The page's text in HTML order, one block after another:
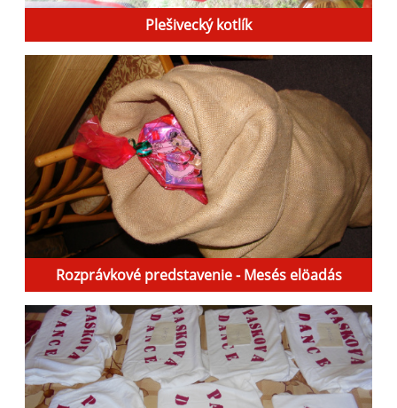
Plešivecký kotlík
Rozprávkové predstavenie - Mesés elöadás